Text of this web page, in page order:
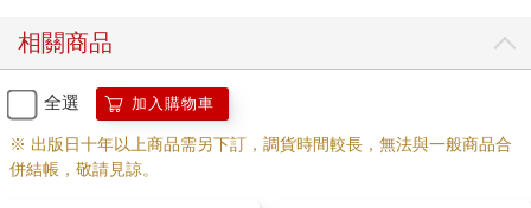
相關商品
全選 加入購物車
※ 出版日十年以上商品需另下訂，調貨時間較長，無法與一般商品合
併結帳，敬請見諒。